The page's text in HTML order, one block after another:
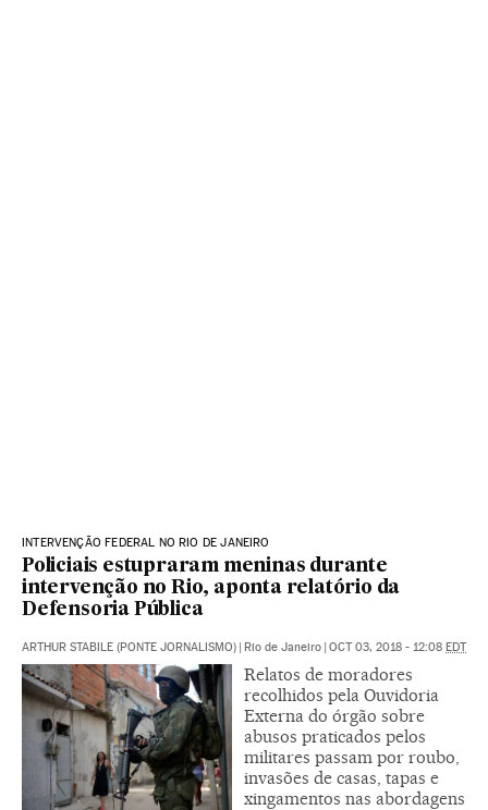
INTERVENÇÃO FEDERAL NO RIO DE JANEIRO
Policiais estupraram meninas durante
intervenção no Rio, aponta relatório da
Defensoria Pública
ARTHUR STABILE (PONTE JORNALISMO) | Rio de Janeiro | OCT 03, 2018 - 12:08 EDT
Relatos de moradores
recolhidos pela Ouvidoria
Externa do órgão sobre
abusos praticados pelos
militares passam por roubo,
invasões de casas, tapas e
xingamentos nas abordagens